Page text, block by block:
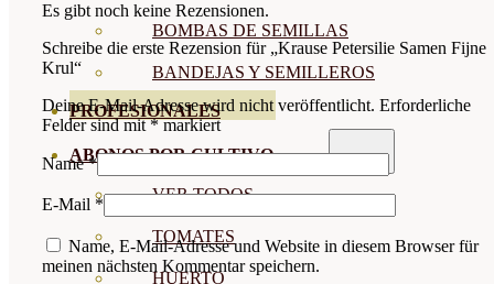
BOMBAS DE SEMILLAS
BANDEJAS Y SEMILLEROS
PROFESIONALES
ABONOS POR CULTIVO
VER TODOS
TOMATES
HUERTO
Es gibt noch keine Rezensionen.
Schreibe die erste Rezension für „Krause Petersilie Samen Fijne
Krul“
Deine E-Mail-Adresse wird nicht veröffentlicht. Erforderliche
Felder sind mit*markiert
Name*
E-Mail *
Name, E-Mail-Adresse und Website in diesem Browser für
meinen nächsten Kommentar speichern.